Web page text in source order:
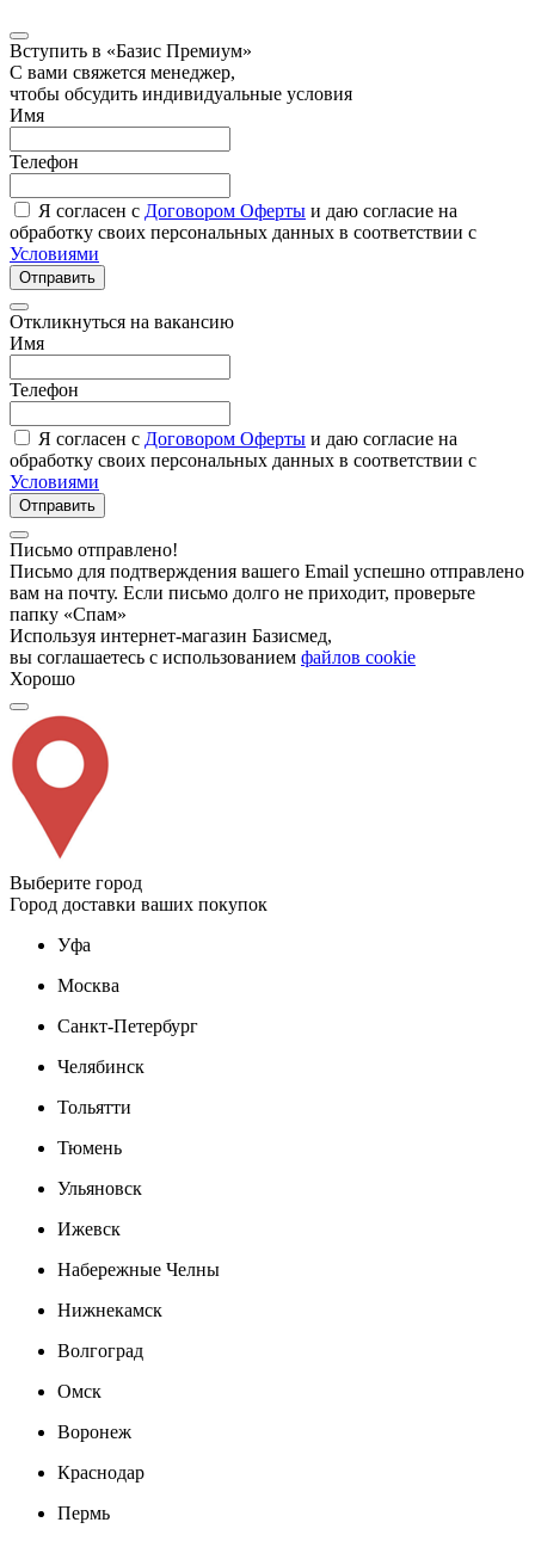
Вступить в «Базис Премиум»
С вами свяжется менеджер,
чтобы обсудить индивидуальные условия
Имя
Телефон
Я согласен с Договором Оферты и даю согласие на
обработку своих персональных данных в соответствии с
Условиями
Отправить
Откликнуться на вакансию
Имя
Телефон
Я согласен с Договором Оферты и даю согласие на
обработку своих персональных данных в соответствии с
Условиями
Отправить
Письмо отправлено!
Письмо для подтверждения вашего Email успешно отправлено
вам на почту. Если письмо долго не приходит, проверьте
папку «Спам»
Используя интернет-магазин Базисмед,
вы соглашаетесь с использованием файлов cookie
Хорошо
Выберите город
Город доставки ваших покупок
Уфа
Москва
Санкт-Петербург
Челябинск
Тольятти
Тюмень
Ульяновск
Ижевск
Набережные Челны
Нижнекамск
Волгоград
Омск
Воронеж
Краснодар
Пермь